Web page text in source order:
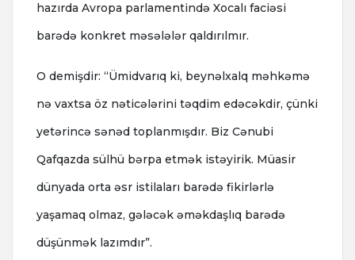
hazırda Avropa parlamentində Xocalı faciəsi
barədə konkret məsələlər qaldırılmır.
O demişdir: “Ümidvarıq ki, beynəlxalq məhkəmə
nə vaxtsa öz nəticələrini təqdim edəcəkdir, çünki
yetərincə sənəd toplanmışdır. Biz Cənubi
Qafqazda sülhü bərpa etmək istəyirik. Müasir
dünyada orta əsr istilaları barədə fikirlərlə
yaşamaq olmaz, gələcək əməkdaşlıq barədə
düşünmək lazımdır”.